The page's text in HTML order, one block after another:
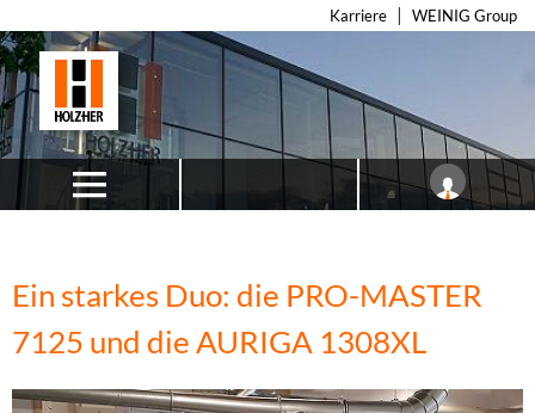
Karriere WEINIG Group
Ein starkes Duo: die PRO-MASTER
7125 und die AURIGA 1308XL